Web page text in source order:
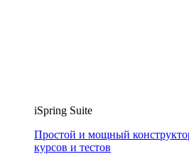
iSpring Suite
Простой и мощный
курсов и тестов